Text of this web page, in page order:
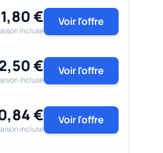
€
incluse
Voir l'offre
€
incluse
Voir l'offre
€
incluse
Voir l'offre